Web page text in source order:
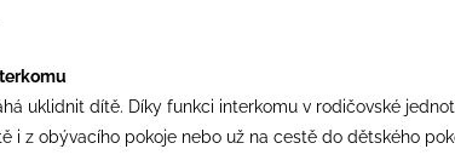
uklidnit dítě. Díky funkci interkomu v rodičovské
i z obývacího pokoje nebo už na cestě do dětského